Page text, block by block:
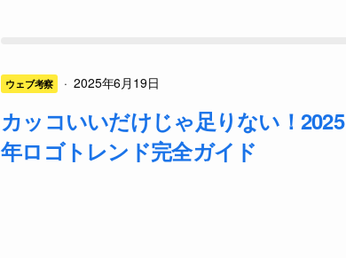
ウェブ考察 · 2025年6月19日
カッコいいだけじゃ足りない！2025
年ロゴトレンド完全ガイド